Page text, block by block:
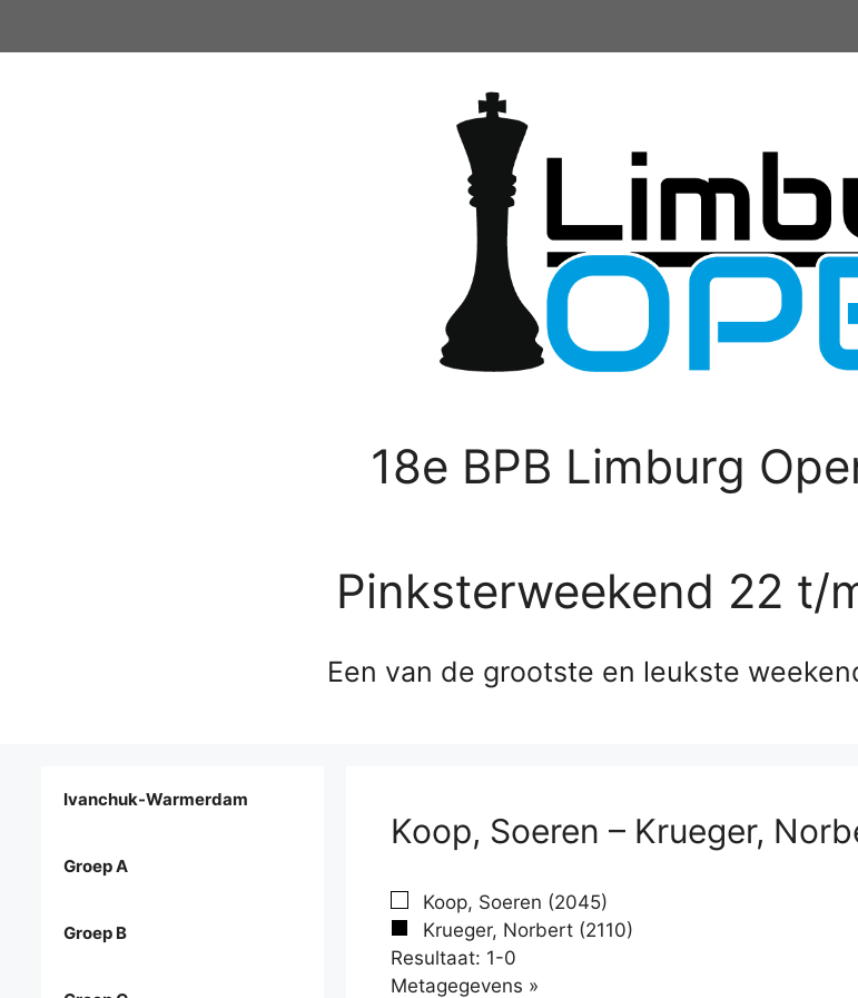
18e BPB Limburg
Pinksterweekend 22 t/
Een van de grootste en leukste
Koop, Soeren – Krueger,
Koop, Soeren (2045)
Krueger, Norbert (2110)
Resultaat: 1-0
Metagegevens »
Ivanchuk-Warmerdam
Groep A
Groep B